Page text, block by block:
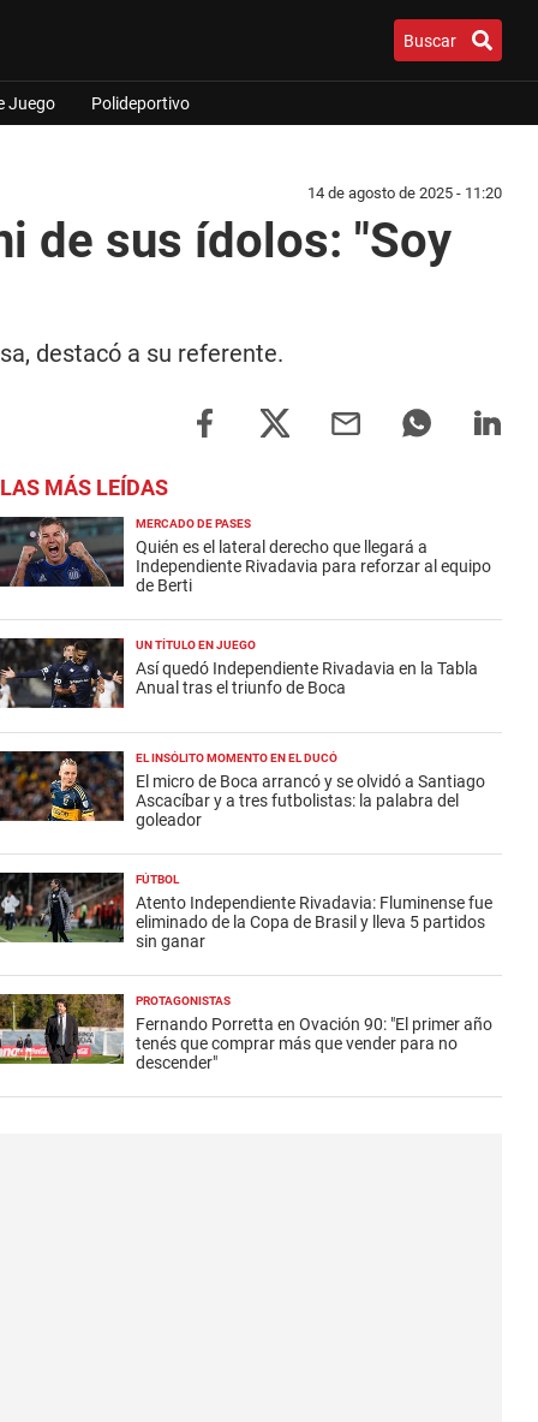
Buscar
Juego Polideportivo
14 de agosto de 2025 - 11:20
de sus ídolos: "Soy
destacó a su referente.
LAS MÁS LEÍDAS
MERCADO DE PASES
Quién es el lateral derecho que llegará a
Independiente Rivadavia para reforzar al equipo
de Berti
UN TÍTULO EN JUEGO
Así quedó Independiente Rivadavia en la Tabla
Anual tras el triunfo de Boca
EL INSÓLITO MOMENTO EN EL DUCÓ
El micro de Boca arrancó y se olvidó a Santiago
Ascacíbar y a tres futbolistas: la palabra del
goleador
FÚTBOL
Atento Independiente Rivadavia: Fluminense fue
eliminado de la Copa de Brasil y lleva 5 partidos
sin ganar
PROTAGONISTAS
Fernando Porretta en Ovación 90: "El primer año
tenés que comprar más que vender para no
descender"